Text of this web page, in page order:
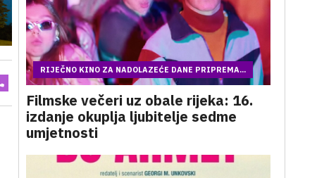
RIJEČNO KINO ZA NADOLAZEĆE DANE PRIPREMA...
Filmske večeri uz obale rijeka: 16.
izdanje okuplja ljubitelje sedme
umjetnosti